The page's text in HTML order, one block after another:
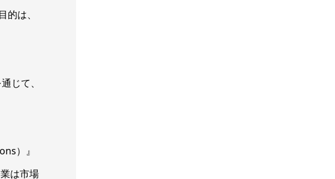
は、
じて、
）』
は市場